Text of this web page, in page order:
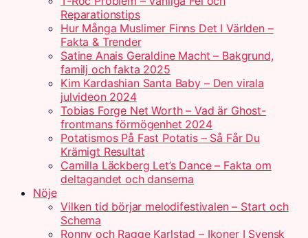
Reparationstips
Hur Många Muslimer Finns Det I Världen –
Fakta & Trender
Satine Anais Geraldine Macht – Bakgrund,
familj och fakta 2025
Kim Kardashian Santa Baby – Den virala
julvideon 2024
Tobias Forge Net Worth – Vad är Ghost-
frontmans förmögenhet 2024
Potatismos På Fast Potatis – Så Får Du
Krämigt Resultat
Camilla Läckberg Let’s Dance – Fakta om
deltagandet och danserna
Nöje
Vilken tid börjar melodifestivalen – Start och
Schema
Ronny och Ragge Karlstad – Ikoner I Svensk